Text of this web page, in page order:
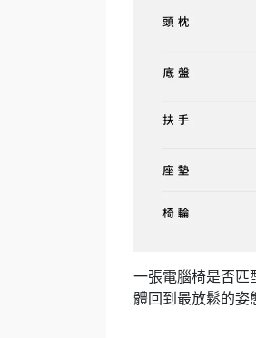
一張電腦椅是否匹
體回到最放鬆的姿